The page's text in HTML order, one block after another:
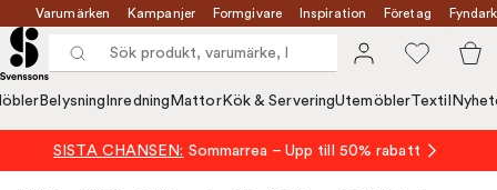
Varumärken Kampanjer Formgivare Inspiration Företag
Belysning Inredning MattorKök & ServeringUtemöblerTextil
SISTA CHANSEN: Sommarrea – Upp till 50% rabatt